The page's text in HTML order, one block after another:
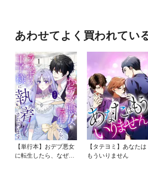
あわせてよく買われてい
【単行本】おデブ悪女
に転生したら、なぜか
【タテヨミ】あなたは
もういりません